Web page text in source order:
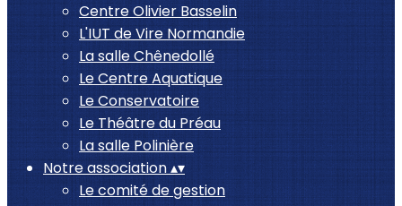
Centre Olivier Basselin
L'IUT de Vire Normandie
La salle Chênedollé
Le Centre Aquatique
Le Conservatoire
Le Théâtre du Préau
La salle Polinière
Notre association▴▾
Le comité de gestion